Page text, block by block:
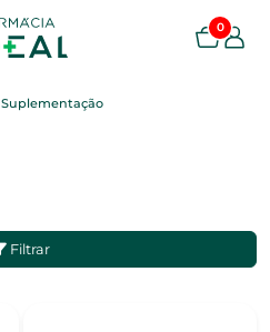
0
Suplementação
Filtrar